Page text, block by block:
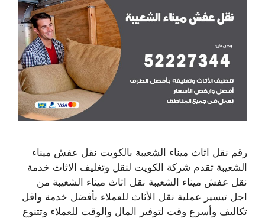
رقم نقل اثاث ميناء الشعيبة بالكويت نقل عفش ميناء
الشعيبة تقدم شركة الكويت لنقل وتغليف الاثاث خدمة
نقل عفش ميناء الشعيبة نقل اثاث ميناء الشعيبة من
اجل تيسير عملية نقل الأثاث للعملاء بأفضل خدمة واقل
تكاليف وأسرع وقت لتوفير المال والوقت للعملاء وتتنوع